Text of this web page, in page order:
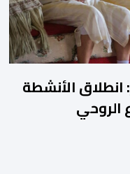
الأنشطة
الروحي